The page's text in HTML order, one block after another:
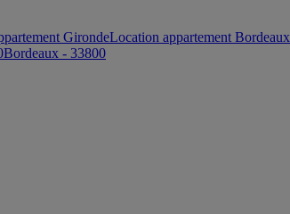
GirondeLocation appartement Bordeaux
Bordeaux - 33800